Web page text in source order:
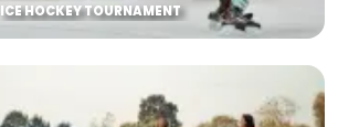
ICE HOCKEY TOURNAMENT